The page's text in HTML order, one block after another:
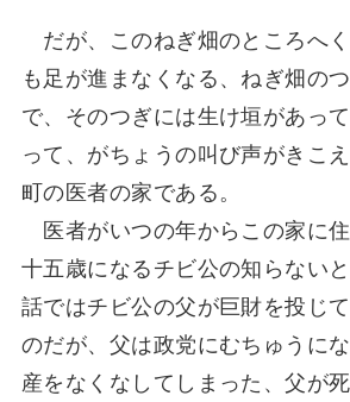
だが、このねぎ畑のところへ
も足が進まなくなる、ねぎ畑の
で、そのつぎには生け垣があっ
って、がちょうの叫び声がきこ
町の医者の家である。
医者がいつの年からこの家に
十五歳になるチビ公の知らない
話ではチビ公の父が巨財を投じ
のだが、父は政党にむちゅうに
産をなくなしてしまった、父が